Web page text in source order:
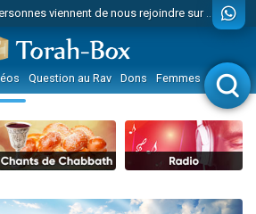
3 personnes viennent de nous rejoindre sur WhatsApp
vient de donner son Maasser
3 personnes viennent de faire un don pour 5 jours de vacances aux Orphelins
3 personnes viennent de faire un don pour Diane, 80 ans, dans un appartement insalubre
2 personnes viennent de nous rejoindre sur WhatsApp
13 personnes viennent de demander une bénédiction
30 personnes viennent de faire un don pour Sauvez la jambe de Yohan
Il reste 49 places pour étudier en groupe sur Zoom
Question au Rav Dons Femmes Enfants